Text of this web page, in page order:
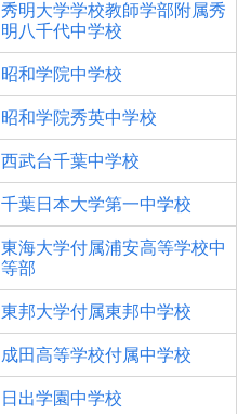
秀明大学学校教師学部附属秀
明八千代中学校
昭和学院中学校
昭和学院秀英中学校
西武台千葉中学校
千葉日本大学第一中学校
東海大学付属浦安高等学校中
等部
東邦大学付属東邦中学校
成田高等学校付属中学校
日出学園中学校